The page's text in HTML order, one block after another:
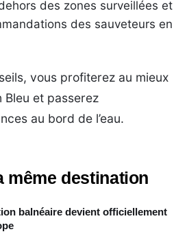
des zones surveillées et
des sauveteurs en
vous profiterez au mieux
Bleu et passerez
au bord de l’eau.
même destination
balnéaire devient officiellement